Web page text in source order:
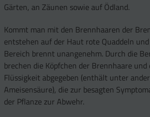
Gärten, an Zäunen sowie auf Ödland.
Kommt man mit den Brennhaaren der
entstehen auf der Haut rote Quaddeln
Bereich brennt unangenehm. Durch die
brechen die Köpfchen der Brennhaare und
Flüssigkeit abgegeben (enthält unter
Ameisensäure), die zur besagten
der Pflanze zur Abwehr.